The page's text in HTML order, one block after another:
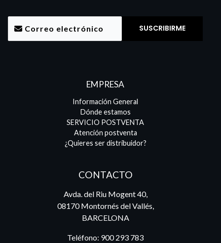
EMPRESA
Información General
Dónde estamos
SERVICIO POSTVENTA
Atención postventa
¿Quieres ser distribuidor?
CONTACTO
Avda. del Riu Mogent 40,
08170 Montornés del Vallés,
BARCELONA
Teléfono: 900 293 783